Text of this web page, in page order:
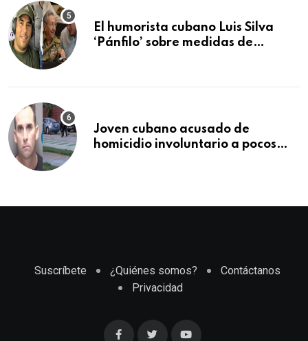
El humorista cubano Luis Silva
‘Pánfilo’ sobre medidas de
Joven cubano acusado de
homicidio involuntario a pocos
Suscríbete ¿Quiénes somos?
Contáctanos
Privacidad